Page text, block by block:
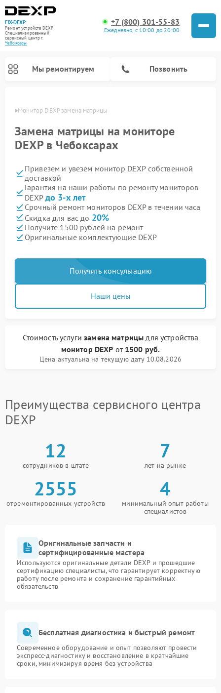
FIX-DEXP
Ремонт устройств DEXP
Специализированный
cервисный центр г.
Чебоксары
+7 (800) 301-55-83
Ежедневно, с 10:00 до 20:00
Мы ремонтируем Позвонить
Монитор DEXP замена матрицы
Замена матрицы на мониторе
DEXP в Чебоксарах
Привезем и увезем монитор DEXP собственной
доставкой
Гарантия на наши работы по ремонту мониторов
DEXP до 3-х лет
Срочный ремонт мониторов DEXP в течении часа
Скидка для вас до 20%
Получите 1500 рублей на ремонт
Оригинальные комплектующие DEXP
Получить консультацию
Наши цены
Стоимость услугизамена матрицы для устройства
монитор DEXP от 1500 руб.
Цена актуальна на текущую дату 10.08.2026
Преимущества сервисного центра
DEXP
12
сотрудников в штате
7
лет на рынке
2555
отремонтированных устройств
4
минимальный опыт работы
специалистов
Оригинальные запчасти и
сертифицированные мастера
Используются оригинальные детали DEXP и прошедшие
сертификацию специалисты, что гарантирует корректную
работу после ремонта и сохранение гарантийных
обязательств
Бесплатная диагностика и быстрый ремонт
Современное оборудование и опыт позволяют провести
экспресс-диагностику и восстановление в кратчайшие
сроки, минимизируя время без устройства